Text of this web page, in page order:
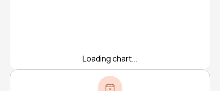
Loading chart...